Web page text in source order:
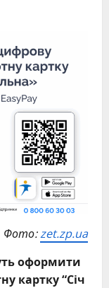
Фото:zet.zp.ua
оформити
картку “Січ